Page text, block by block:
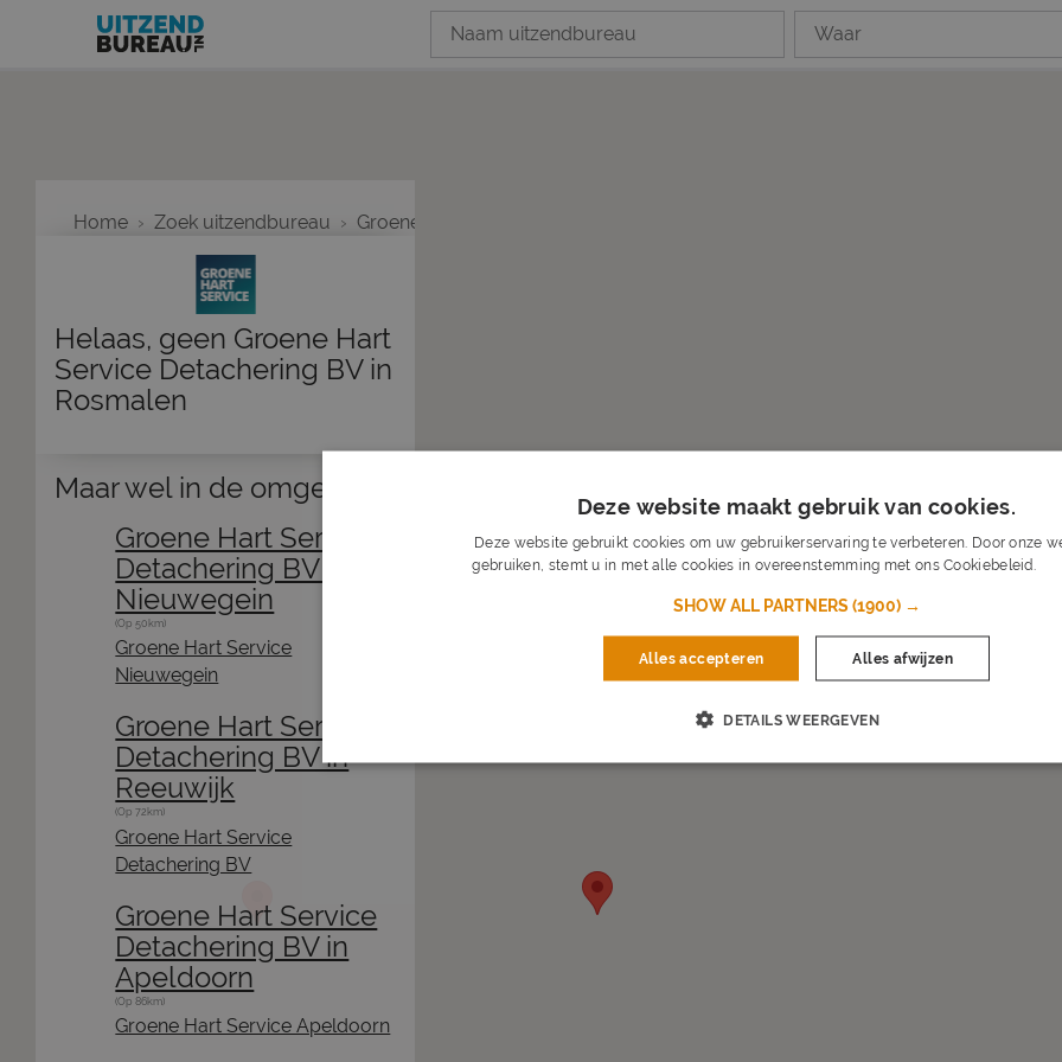
Home Zoek uitzendbureau Groene Hart Service Detachering BV
Helaas, geen Groene Hart
Service Detachering BV in
Rosmalen
Maar wel in de omgeving:
Groene Hart Service
Detachering BV in
Nieuwegein
(Op 50km)
Groene Hart Service
Nieuwegein
Groene Hart Service
Detachering BV in
Reeuwijk
(Op 72km)
Groene Hart Service
Detachering BV
Groene Hart Service
Detachering BV in
Apeldoorn
(Op 86km)
Groene Hart Service Apeldoorn
Deze website maakt gebruik van cookies.
Deze website gebruikt cookies om uw gebruikerservaring te verbeteren. Door onze
gebruiken, stemt u in met alle cookies in overeenstemming met ons Cookiebeleid.
SHOW ALL PARTNERS(1900) →
Alles accepteren Alles afwijzen
DETAILS WEERGEVEN